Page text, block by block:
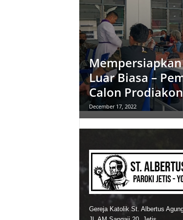
Luar Biasa –
Calon
December 17, 2022
Gereja Katolik St. Albertus